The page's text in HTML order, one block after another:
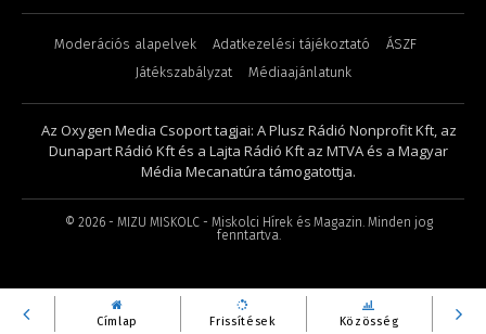
Címlap Frissítések Közösség
Moderációs alapelvek Adatkezelési tájékoztató
ÁSZF
Játékszabályzat
Médiaajánlatunk
Az Oxygen Media Csoport tagjai: A Plusz Rádió Nonprofit Kft, az
Dunapart Rádió Kft és a Lajta Rádió Kft az MTVA és a Magyar
Média Mecanatúra támogatottja.
© 2026- MIZU MISKOLC - Miskolci Hírek és Magazin. Minden jog
fenntartva.